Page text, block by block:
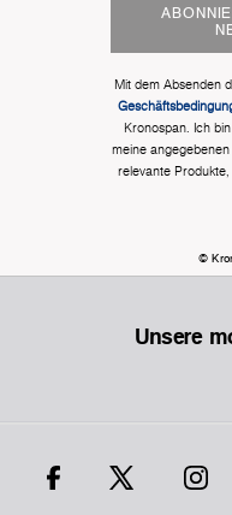
Mit dem Absenden
Kronospan. Ich
meine
relevante
©
Unsere